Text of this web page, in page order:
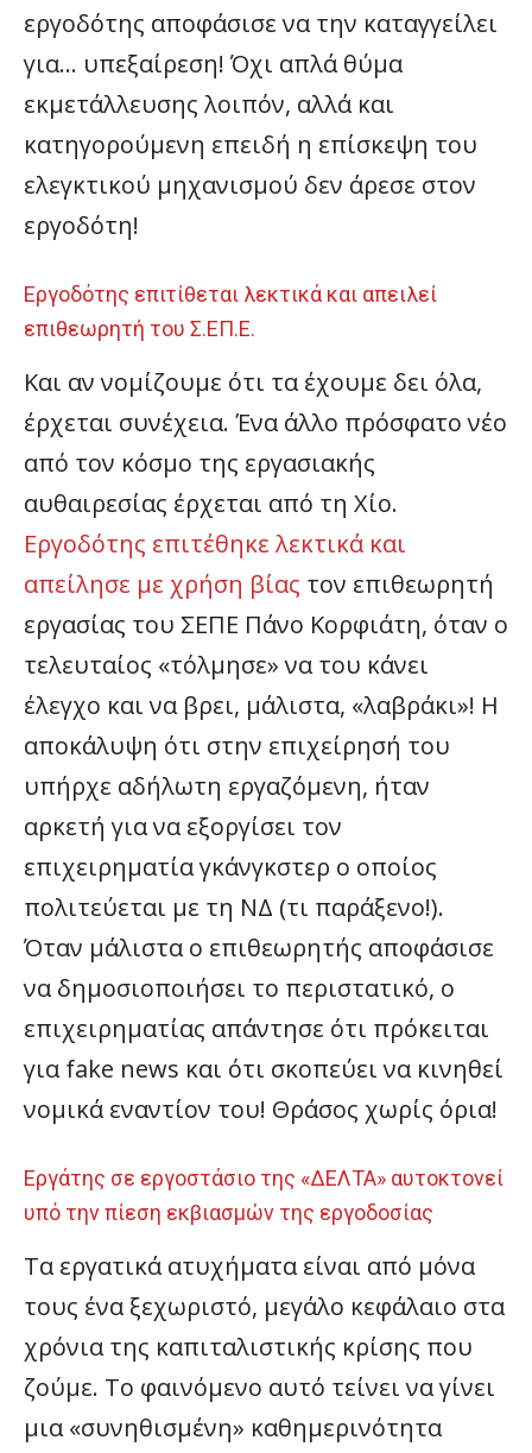
εργοδότης αποφάσισε να την καταγγείλει
για… υπεξαίρεση! Όχι απλά θύμα
εκμετάλλευσης λοιπόν, αλλά και
κατηγορούμενη επειδή η επίσκεψη του
ελεγκτικού μηχανισμού δεν άρεσε στον
εργοδότη!
Εργοδότης επιτίθεται λεκτικά και απειλεί
επιθεωρητή του Σ.ΕΠ.Ε.
Και αν νομίζουμε ότι τα έχουμε δει όλα,
έρχεται συνέχεια. Ένα άλλο πρόσφατο νέο
από τον κόσμο της εργασιακής
αυθαιρεσίας έρχεται από τη Χίο.
Εργοδότης επιτέθηκε λεκτικά και
απείλησε με χρήση βίας τον επιθεωρητή
εργασίας του ΣΕΠΕ Πάνο Κορφιάτη, όταν ο
τελευταίος «τόλμησε» να του κάνει
έλεγχο και να βρει, μάλιστα, «λαβράκι»! Η
αποκάλυψη ότι στην επιχείρησή του
υπήρχε αδήλωτη εργαζόμενη, ήταν
αρκετή για να εξοργίσει τον
επιχειρηματία γκάνγκστερ ο οποίος
πολιτεύεται με τη ΝΔ (τι παράξενο!).
Όταν μάλιστα ο επιθεωρητής αποφάσισε
να δημοσιοποιήσει το περιστατικό, ο
επιχειρηματίας απάντησε ότι πρόκειται
για fake news και ότι σκοπεύει να κινηθεί
νομικά εναντίον του! Θράσος χωρίς όρια!
Εργάτης σε εργοστάσιο της «ΔΕΛΤΑ» αυτοκτονεί
υπό την πίεση εκβιασμών της εργοδοσίας
Τα εργατικά ατυχήματα είναι από μόνα
τους ένα ξεχωριστό, μεγάλο κεφάλαιο στα
χρόνια της καπιταλιστικής κρίσης που
ζούμε. Το φαινόμενο αυτό τείνει να γίνει
μια «συνηθισμένη» καθημερινότητα